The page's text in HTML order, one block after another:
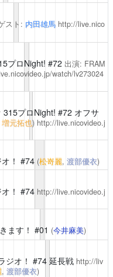
スト: 内田雄馬 http://live.nico
プロNight! #72 出演: FRAM
watch/lv273024
315プロNight! #72 オフサ
増元拓也) http://live.nicovideo.j
！ #74 (松嵜麗, 渡部優衣)
！ #74 http://live.nicovideo.j
ます！ #01 (今井麻美)
ジオ！ #74 延長戦 http://liv
, 渡部優衣)